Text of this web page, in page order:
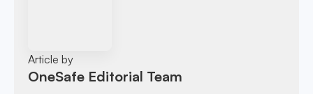
Article by
OneSafe Editorial Team